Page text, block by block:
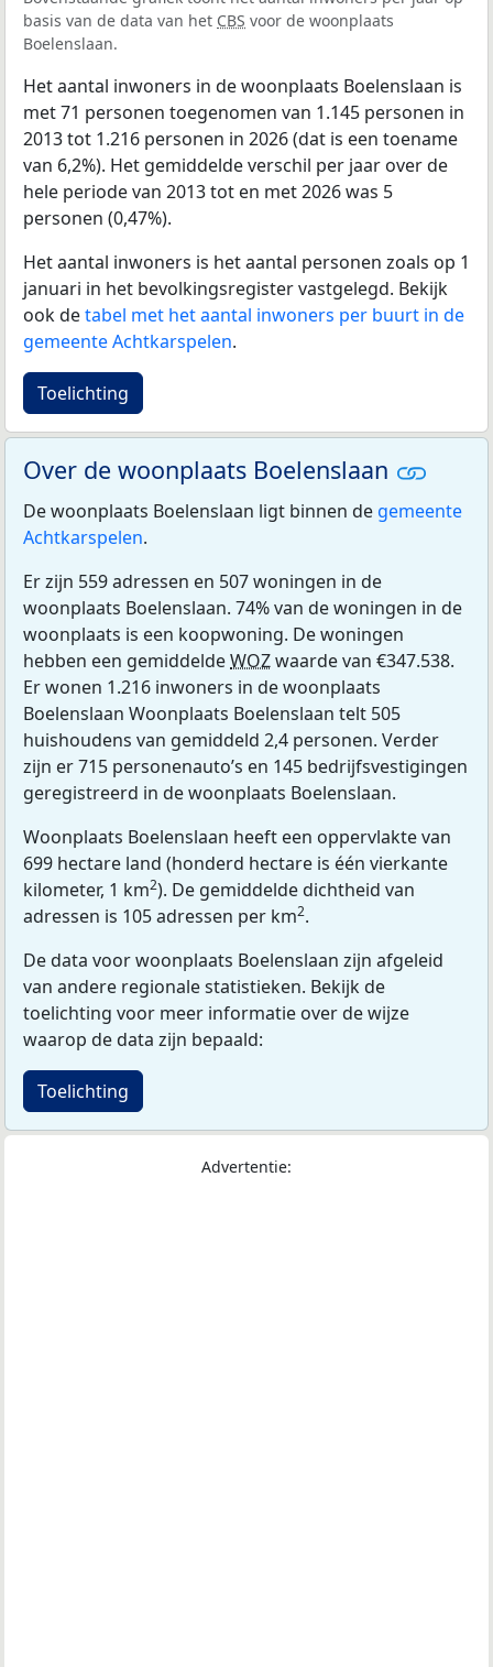
basis van de data van het CBS voor de woonplaats
Boelenslaan.
Het aantal inwoners in de woonplaats Boelenslaan is
met 71 personen toegenomen van 1.145 personen in
2013 tot 1.216 personen in 2026 (dat is een toename
van 6,2%). Het gemiddelde verschil per jaar over de
hele periode van 2013 tot en met 2026 was 5
personen (0,47%).
Het aantal inwoners is het aantal personen zoals op 1
januari in het bevolkingsregister vastgelegd. Bekijk
ook detabel met het aantal inwoners per buurt in de
gemeente Achtkarspelen.
Toelichting
Over de woonplaats Boelenslaan
De woonplaats Boelenslaan ligt binnen de gemeente
Achtkarspelen.
Er zijn 559 adressen en 507 woningen in de
woonplaats Boelenslaan. 74% van de woningen in de
woonplaats is een koopwoning. De woningen
hebben een gemiddeldeWOZwaarde van €347.538.
Er wonen 1.216 inwoners in de woonplaats
Boelenslaan Woonplaats Boelenslaan telt 505
huishoudens van gemiddeld 2,4 personen. Verder
zijn er 715 personenauto’s en 145 bedrijfsvestigingen
geregistreerd in de woonplaats Boelenslaan.
Woonplaats Boelenslaan heeft een oppervlakte van
699 hectare land (honderd hectare is één vierkante
kilometer, 1 km2). De gemiddelde dichtheid van
adressen is 105 adressen per km2.
De data voor woonplaats Boelenslaan zijn afgeleid
van andere regionale statistieken. Bekijk de
toelichting voor meer informatie over de wijze
waarop de data zijn bepaald:
Toelichting
Advertentie: